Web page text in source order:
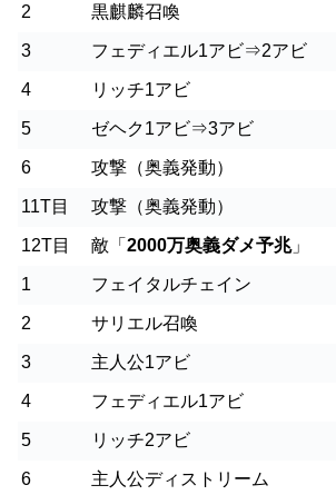
2 黒麒麟召喚
3 フェディエル1アビ⇒2アビ
4 リッチ1アビ
5 ゼヘク1アビ⇒3アビ
6 攻撃（奥義発動）
11T目 攻撃（奥義発動）
12T目 敵「 2000万奥義ダメ予兆」
1 フェイタルチェイン
2 サリエル召喚
3 主人公1アビ
4 フェディエル1アビ
5 リッチ2アビ
6 主人公ディストリーム